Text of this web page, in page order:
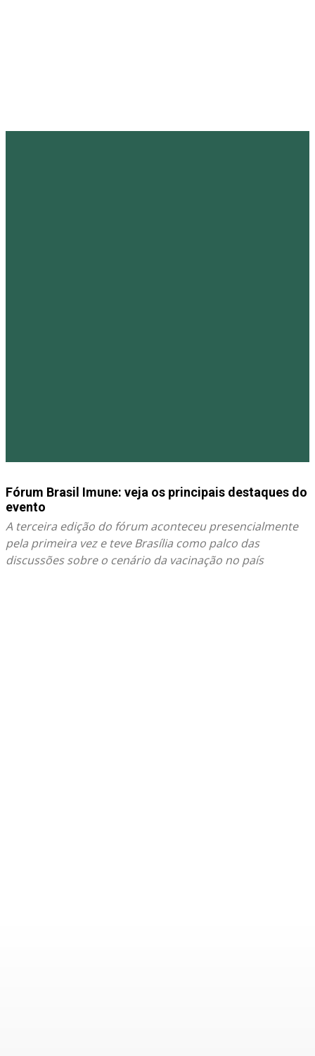
Fórum Brasil Imune: veja os principais destaques do
evento
A terceira edição do fórum aconteceu presencialmente
pela primeira vez e teve Brasília como palco das
discussões sobre o cenário da vacinação no país